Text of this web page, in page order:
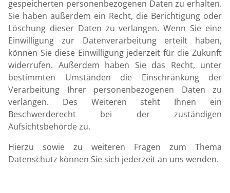
gespeicherten personenbezogenen Daten zu erhalten.
Sie haben außerdem ein Recht, die Berichtigung oder
Löschung dieser Daten zu verlangen. Wenn Sie eine
Einwilligung zur Datenverarbeitung erteilt haben,
können Sie diese Einwilligung jederzeit für die Zukunft
widerrufen. Außerdem haben Sie das Recht, unter
bestimmten Umständen die Einschränkung der
Verarbeitung Ihrer personenbezogenen Daten zu
verlangen. Des Weiteren steht Ihnen ein
Beschwerderecht bei der zuständigen
Aufsichtsbehörde zu.
Hierzu sowie zu weiteren Fragen zum Thema
Datenschutz können Sie sich jederzeit an uns wenden.